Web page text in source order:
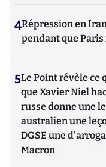
4Répression en
pendant que
5Le Point révèle ce
que Xavier Niel
russe donne une
australien une
DGSE une
Macron